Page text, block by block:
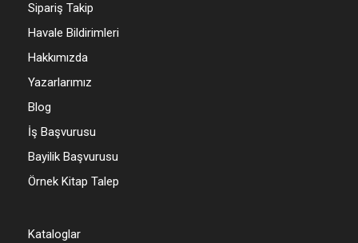
Sipariş Takip
Havale Bildirimleri
Hakkımızda
Yazarlarımız
Blog
İş Başvurusu
Bayilik Başvurusu
Örnek Kitap Talep
Kataloglar